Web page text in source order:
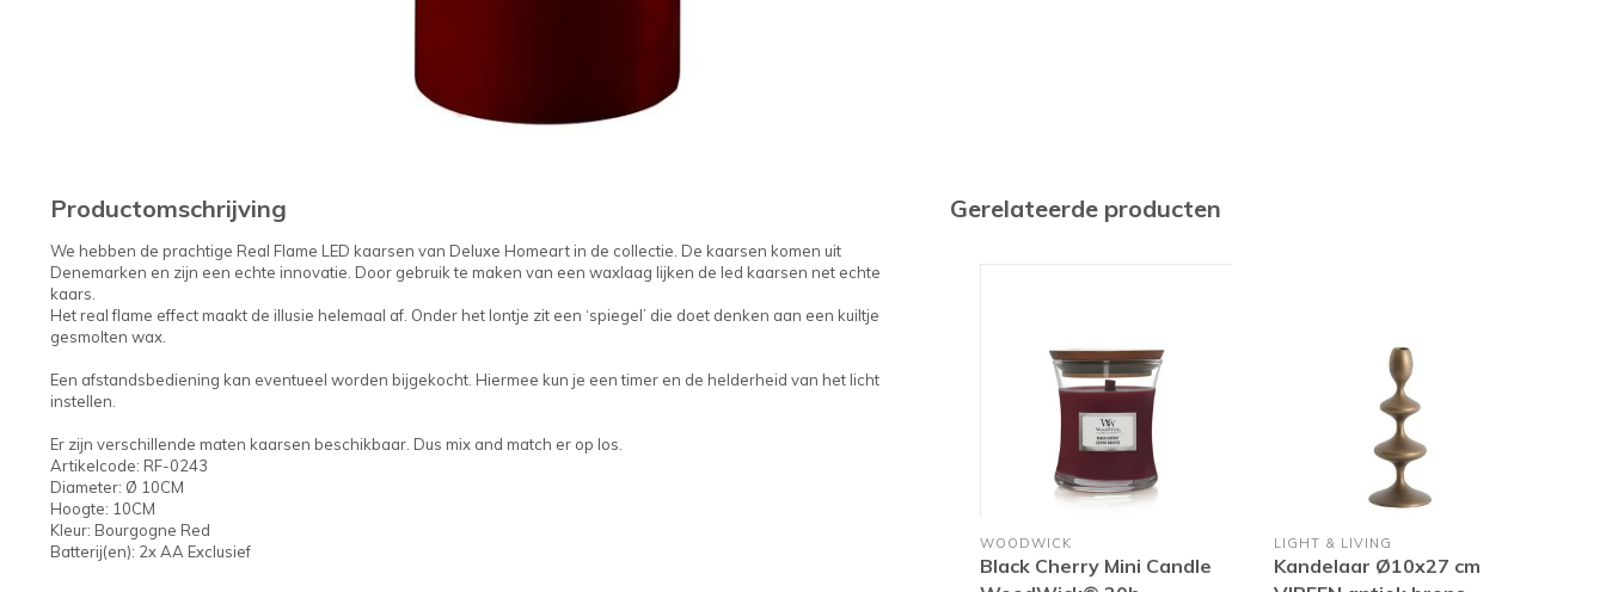
Productomschrijving
We hebben de prachtige Real Flame LED kaarsen van Deluxe Homeart in de collectie. De kaarsen komen uit
Denemarken en zijn een echte innovatie. Door gebruik te maken van een waxlaag lijken de led kaarsen net echte
kaars.
Het real flame effect maakt de illusie helemaal af. Onder het lontje zit een ‘spiegel’ die doet denken aan een kuiltje
gesmolten wax.
Een afstandsbediening kan eventueel worden bijgekocht. Hiermee kun je een timer en de helderheid van het licht
instellen.
Er zijn verschillende maten kaarsen beschikbaar. Dus mix and match er op los.
Artikelcode: RF-0243
Diameter: Ø 10CM
Hoogte: 10CM
Kleur: Bourgogne Red
Batterij(en): 2x AA Exclusief
Gerelateerde producten
WOODWICK
Black Cherry Mini Candle
LIGHT & LIVING
Kandelaar Ø10x27 cm